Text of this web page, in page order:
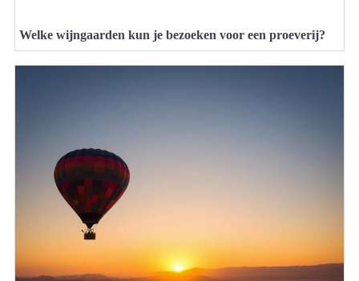
Welke wijngaarden kun je bezoeken voor een proeverij?